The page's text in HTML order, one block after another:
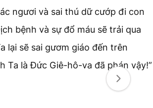
ngươi và sai thú dữ cướp đi con
bệnh và sự đổ máu sẽ trải qua
lại sẽ sai gươm giáo đến trên
Ta là Đức Giê-hô-va đã phán vậy!”